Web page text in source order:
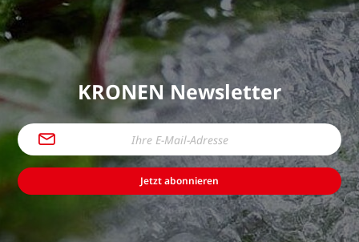
KRONEN Newsletter
Jetzt abonnieren